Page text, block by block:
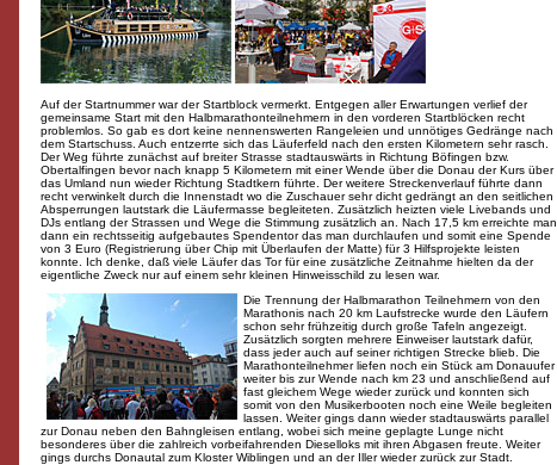
Auf der Startnummer war der Startblock vermerkt. Entgegen aller Erwartungen verlief der
gemeinsame Start mit den Halbmarathonteilnehmern in den vorderen Startblöcken recht
problemlos. So gab es dort keine nennenswerten Rangeleien und unnötiges Gedränge nach
dem Startschuss. Auch entzerrte sich das Läuferfeld nach den ersten Kilometern sehr rasch.
Der Weg führte zunächst auf breiter Strasse stadtauswärts in Richtung Böfingen bzw.
Obertalfingen bevor nach knapp 5 Kilometern mit einer Wende über die Donau der Kurs über
das Umland nun wieder Richtung Stadtkern führte. Der weitere Streckenverlauf führte dann
recht verwinkelt durch die Innenstadt wo die Zuschauer sehr dicht gedrängt an den seitlichen
Absperrungen lautstark die Läufermasse begleiteten. Zusätzlich heizten viele Livebands und
DJs entlang der Strassen und Wege die Stimmung zusätzlich an. Nach 17,5 km erreichte man
dann ein rechtsseitig aufgebautes Spendentor das man durchlaufen und somit eine Spende
von 3 Euro (Registrierung über Chip mit Überlaufen der Matte) für 3 Hilfsprojekte leisten
konnte. Ich denke, daß viele Läufer das Tor für eine zusätzliche Zeitnahme hielten da der
eigentliche Zweck nur auf einem sehr kleinen Hinweisschild zu lesen war.
Die Trennung der Halbmarathon Teilnehmern von den
Marathonis nach 20 km Laufstrecke wurde den Läufern
schon sehr frühzeitig durch große Tafeln angezeigt.
Zusätzlich sorgten mehrere Einweiser lautstark dafür,
dass jeder auch auf seiner richtigen Strecke blieb. Die
Marathonteilnehmer liefen noch ein Stück am Donauufer
weiter bis zur Wende nach km 23 und anschließend auf
fast gleichem Wege wieder zurück und konnten sich
somit von den Musikerbooten noch eine Weile begleiten
lassen. Weiter gings dann wieder stadtauswärts parallel
zur Donau neben den Bahngleisen entlang, wobei sich meine geplagte Lunge nicht
besonderes über die zahlreich vorbeifahrenden Dieselloks mit ihren Abgasen freute. Weiter
gings durchs Donautal zum Kloster Wiblingen und an der Iller wieder zurück zur Stadt.